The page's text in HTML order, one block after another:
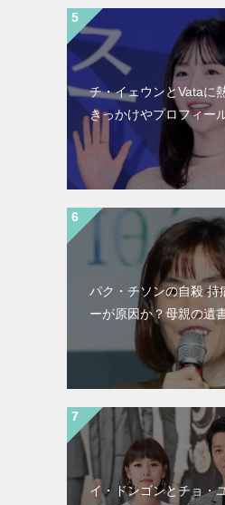
チ・イェウンとVataに
きっかけやプロフィー
パク・チソンの自殺 持
ーが原因か？母親の遺
イ・ドンゴンとチョ・